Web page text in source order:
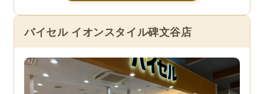
バイセル イオンスタイル碑文谷店